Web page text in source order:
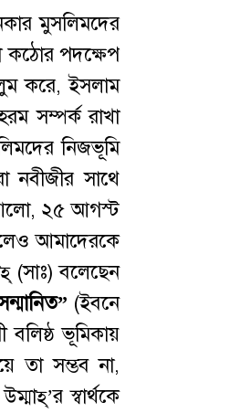
মুসলিমদের
কঠোর পদক্ষেপ
করে, ইসলাম
সম্পর্ক রাখা
নিজভূমি
নবীজীর সাথে
আলো, ২৫ আগস্ট
আমাদেরকে
(সাঃ) বলেছেন
(ইবনে
ভূমিকায়
তা সম্ভব না,
স্বার্থকে